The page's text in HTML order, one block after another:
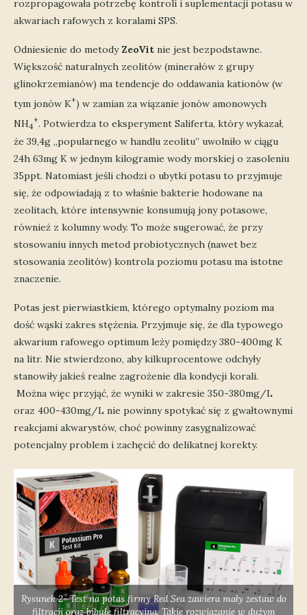
rozpropagowała potrzebę kontroli i suplementacji potasu w
akwariach rafowych z koralami SPS.
Odniesienie do metody ZeoVit nie jest bezpodstawne.
Większość naturalnych zeolitów (minerałów z grupy
glinokrzemianów) ma tendencje do oddawania kationów (w
tym jonów K+) w zamian za wiązanie jonów amonowych
NH4
+. Potwierdza to eksperyment Saliferta, który wykazał,
że 39,4g „popularnego w handlu zeolitu” uwolniło w ciągu
24h 63mg K w jednym kilogramie wody morskiej o zasoleniu
35ppt. Natomiast jeśli chodzi o ubytki potasu to przyjmuje
się, że odpowiadają z to właśnie bakterie hodowane na
zeolitach, które intensywnie konsumują jony potasowe,
również z kolumny wody. To może sugerować, że przy
stosowaniu innych metod probiotycznych (nawet bez
stosowania zeolitów) kontrola poziomu potasu ma istotne
znaczenie.
Potas jest pierwiastkiem, którego optymalny poziom ma
dość wąski zakres stężenia. Przyjmuje się, że dla typowego
akwarium rafowego optimum leży pomiędzy 380-400mg K
na litr. Nie stwierdzono, aby kilkuprocentowe odchyły
stanowiły jakieś realne zagrożenie dla kondycji korali.
Można więc przyjąć, że wyniki w zakresie 350-380mg/L
oraz 400-430mg/L nie powinny spotykać się z gwałtownymi
reakcjami akwarystów, choć powinny zasygnalizować
potencjalny problem i zachęcić do delikatnej korekty.
Rysunek 2- Test na potas firmy Red Sea zawiera mały zestaw do
filtracji oraz bibułę filtracyjną. Takie rozwiązanie w dużym